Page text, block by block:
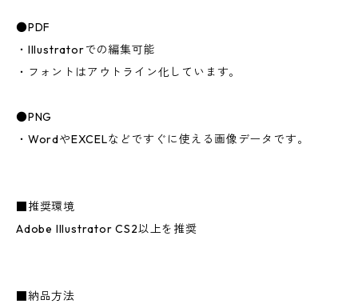
●PDF
・Illustratorでの編集可能
・フォントはアウトライン化しています。
●PNG
・WordやEXCELなどですぐに使える画像データです。
■推奨環境
Adobe Illustrator CS2以上を推奨
■納品方法